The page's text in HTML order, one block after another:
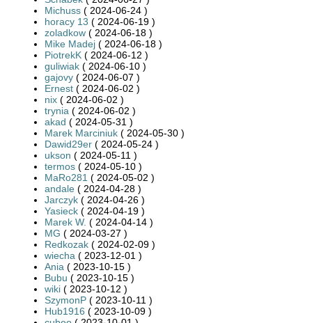
Michuss ( 2024-06-24 )
horacy 13 ( 2024-06-19 )
zoladkow ( 2024-06-18 )
Mike Madej ( 2024-06-18 )
PiotrekK ( 2024-06-12 )
guliwiak ( 2024-06-10 )
gajovy ( 2024-06-07 )
Ernest ( 2024-06-02 )
nix ( 2024-06-02 )
trynia ( 2024-06-02 )
akad ( 2024-05-31 )
Marek Marciniuk ( 2024-05-30 )
Dawid29er ( 2024-05-24 )
ukson ( 2024-05-11 )
termos ( 2024-05-10 )
MaRo281 ( 2024-05-02 )
andale ( 2024-04-28 )
Jarczyk ( 2024-04-26 )
Yasieck ( 2024-04-19 )
Marek W. ( 2024-04-14 )
MG ( 2024-03-27 )
Redkozak ( 2024-02-09 )
wiecha ( 2023-12-01 )
Ania ( 2023-10-15 )
Bubu ( 2023-10-15 )
wiki ( 2023-10-12 )
SzymonP ( 2023-10-11 )
Hub1916 ( 2023-10-09 )